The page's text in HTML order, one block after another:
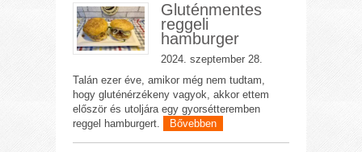
Gluténmentes
reggeli
hamburger
2024. szeptember 28.
Talán ezer éve, amikor még nem tudtam,
hogy gluténérzékeny vagyok, akkor ettem
először és utoljára egy gyorsétteremben
reggel hamburgert.
Bővebben